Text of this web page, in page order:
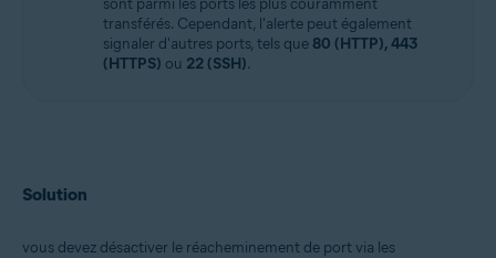
sont parmi les ports les plus couramment
transférés. Cependant, l'alerte peut également
signaler d'autres ports, tels que 80 (HTTP), 443
(HTTPS) ou 22 (SSH).
Solution
vous devez désactiver le réacheminement de port via les